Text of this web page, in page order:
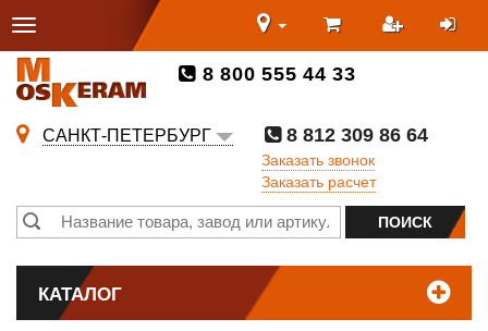
8 800 555 44 33
САНКТ-ПЕТЕРБУРГ
8 812 309 86 64
Заказать звонок
Заказать расчет
КАТАЛОГ